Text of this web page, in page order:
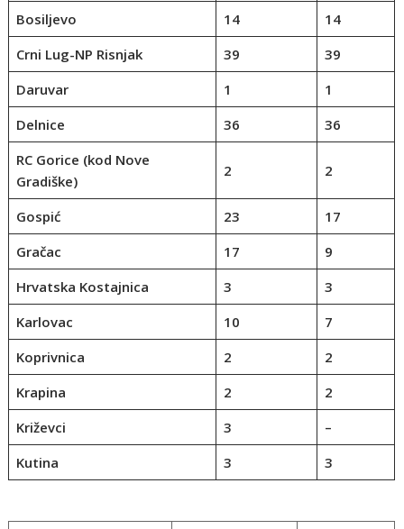
Bosiljevo 14
14
Crni Lug-NP Risnjak
39
39
Daruvar
1
1
Delnice
36
36
RC Gorice (kod Nove
Gradiške)
2 2
Gospić 23
17
Gračac
17
9
Hrvatska Kostajnica
3
3
Karlovac
10
7
Koprivnica
2
2
Krapina
2
2
Križevci
3
–
Kutina
3 3